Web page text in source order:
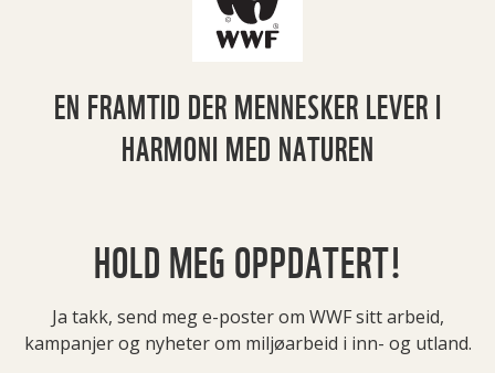
EN FRAMTID DER MENNESKER LEVER I
HARMONI MED NATUREN
HOLD MEG OPPDATERT!
Ja takk, send meg e-poster om WWF sitt arbeid,
kampanjer og nyheter om miljøarbeid i inn- og utland.